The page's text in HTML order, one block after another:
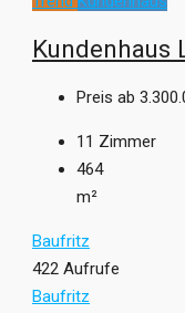
Kundenhaus
Preis ab
11 Zimmer
464
m²
Baufritz
422 Aufrufe
Baufritz